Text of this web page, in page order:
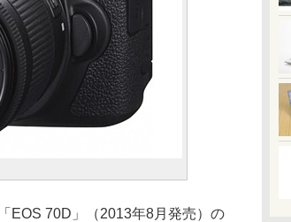
EOS 70D」（2013年8月発売）の